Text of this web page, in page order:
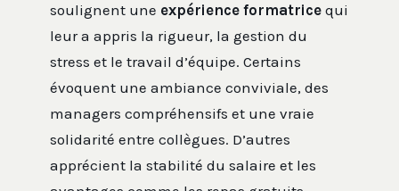
soulignent une expérience formatrice qui
leur a appris la rigueur, la gestion du
stress et le travail d’équipe. Certains
évoquent une ambiance conviviale, des
managers compréhensifs et une vraie
solidarité entre collègues. D’autres
apprécient la stabilité du salaire et les